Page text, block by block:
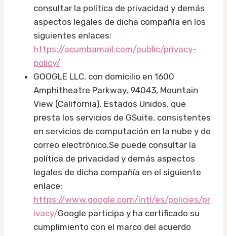
consultar la política de privacidad y demás
aspectos legales de dicha compañía en los
siguientes enlaces:
https://acumbamail.com/public/privacy-
policy/
GOOGLE LLC, con domicilio en 1600
Amphitheatre Parkway, 94043, Mountain
View (California), Estados Unidos, que
presta los servicios de GSuite, consistentes
en servicios de computación en la nube y de
correo electrónico.Se puede consultar la
política de privacidad y demás aspectos
legales de dicha compañía en el siguiente
enlace:
https://www.google.com/intl/es/policies/pr
ivacy/Google participa y ha certificado su
cumplimiento con el marco del acuerdo